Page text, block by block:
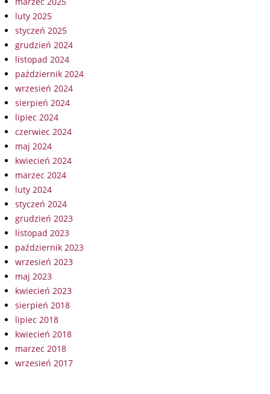
luty 2025
styczeń 2025
grudzień 2024
listopad 2024
październik 2024
wrzesień 2024
sierpień 2024
lipiec 2024
czerwiec 2024
maj 2024
kwiecień 2024
marzec 2024
luty 2024
styczeń 2024
grudzień 2023
listopad 2023
październik 2023
wrzesień 2023
maj 2023
kwiecień 2023
sierpień 2018
lipiec 2018
kwiecień 2018
marzec 2018
wrzesień 2017